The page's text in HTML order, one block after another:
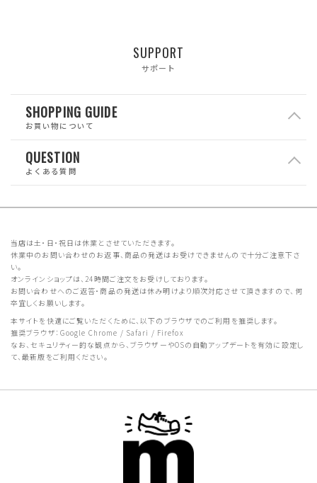
SUPPORT
サポート
SHOPPING GUIDE
お買い物について
QUESTION
よくある質問
当店は土・日・祝日は休業とさせていただきます。
休業中のお問い合わせのお返事、商品の発送はお受けできませんので十分ご注意下さ
い。
オンラインショップは、24時間ご注文をお受けしております。
お問い合わせへのご返答・商品の発送は休み明けより順次対応させて頂きますので、何
卒宜しくお願いします。
本サイトを快適にご覧いただくために、以下のブラウザでのご利用を推奨します。
推奨ブラウザ：Google Chrome / Safari / Firefox
なお、セキュリティー的な観点から、ブラウザーやOSの自動アップデートを有効に設定し
て、最新版をご利用ください。